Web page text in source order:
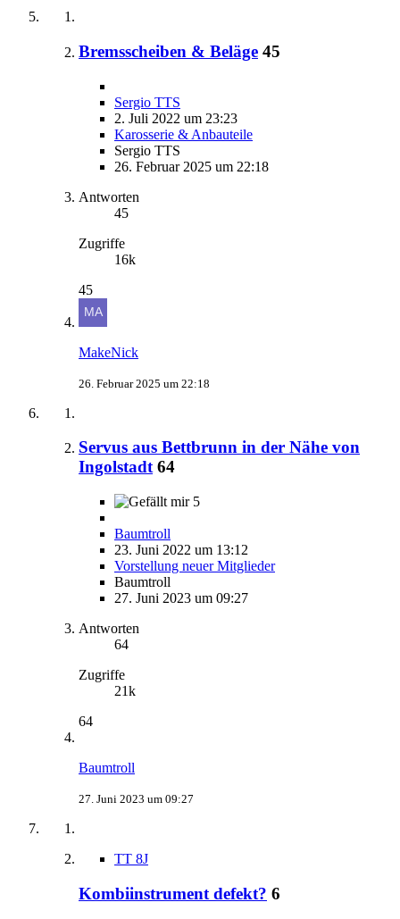
Bremsscheiben & Beläge 45
Sergio TTS
2. Juli 2022 um 23:23
Karosserie & Anbauteile
Sergio TTS
26. Februar 2025 um 22:18
Antworten
45
Zugriffe
16k
45
MakeNick
26. Februar 2025 um 22:18
Servus aus Bettbrunn in der Nähe von
Ingolstadt 64
5
Baumtroll
23. Juni 2022 um 13:12
Vorstellung neuer Mitglieder
Baumtroll
27. Juni 2023 um 09:27
Antworten
64
Zugriffe
21k
64
Baumtroll
27. Juni 2023 um 09:27
TT 8J
Kombiinstrument defekt? 6